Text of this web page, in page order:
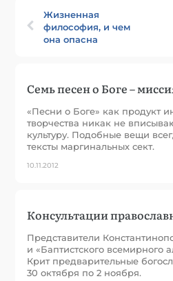
Жизненная
философия, и чем
она опасна
Семь песен о Боге –
«Песни о Боге» как продукт
творчества никак не
культуру. Подобные вещи
тексты маргинальных сект.
10.11.2012
Консультации
Представители
и «Баптистского всемирного
Крит предварительные
30 октября по 2 ноября.